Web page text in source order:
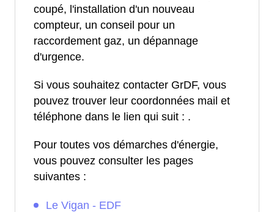
coupé, l'installation d'un nouveau
compteur, un conseil pour un
raccordement gaz, un dépannage
d'urgence.
Si vous souhaitez contacter GrDF, vous
pouvez trouver leur coordonnées mail et
téléphone dans le lien qui suit : .
Pour toutes vos démarches d'énergie,
vous pouvez consulter les pages
suivantes :
Le Vigan - EDF